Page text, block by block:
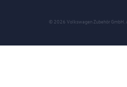
© 2026 Volkswagen Zubehör